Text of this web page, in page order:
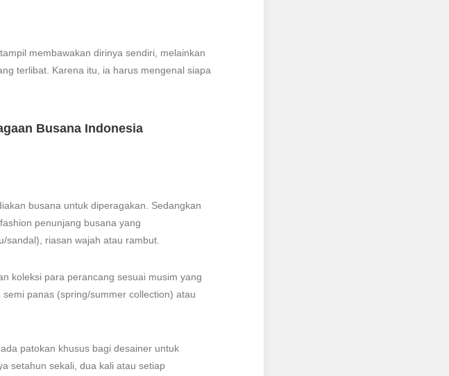
membawakan dirinya sendiri, melainkan
terlibat. Karena itu, ia harus mengenal siapa
Busana Indonesia
busana untuk diperagakan. Sedangkan
penunjang busana yang
sandal), riasan wajah atau rambut.
koleksi para perancang sesuai musim yang
panas (spring/summer collection) atau
patokan khusus bagi desainer untuk
setahun sekali, dua kali atau setiap